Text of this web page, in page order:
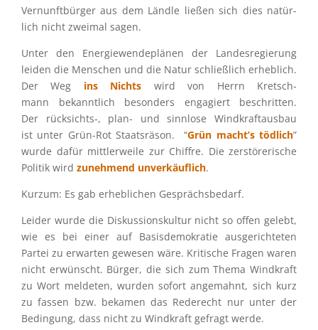
Vernunft­bür­ger aus dem Ländle ließen sich dies natür­
lich nicht zweimal sagen.
Unter den Energie­wen­de­plä­nen der Landes­re­gie­rung
leiden die Menschen und die Natur schließ­lich erheb­lich.
Der Weg ins Nichts wird von Herrn Kretsch­
mann bekannt­lich beson­ders engagiert beschrit­ten.
Der rücksichts‑, plan- und sinnlose Windkraft­aus­bau
ist unter Grün-Rot Staats­rä­son. “Grün macht’s tödlich”
wurde dafür mittler­weile zur Chiffre. Die zerstö­re­ri­sche
Politik wird zuneh­mend unver­käuf­lich.
Kurzum: Es gab erheb­li­chen Gesprächsbedarf.
Leider wurde die Diskus­si­ons­kul­tur nicht so offen gelebt,
wie es bei einer auf Basis­de­mo­kra­tie ausge­rich­te­ten
Partei zu erwar­ten gewesen wäre. Kriti­sche Fragen waren
nicht erwünscht. Bürger, die sich zum Thema Windkraft
zu Wort melde­ten, wurden sofort angemahnt, sich kurz
zu fassen bzw. bekamen das Rederecht nur unter der
Bedin­gung, dass nicht zu Windkraft gefragt werde.